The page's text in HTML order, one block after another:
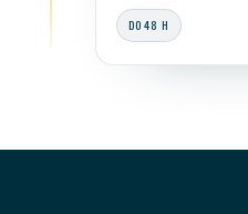
DO 48 H